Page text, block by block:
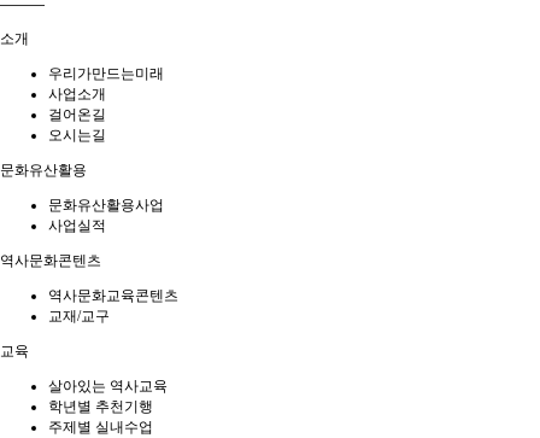
소개
우리가만드는미래
사업소개
걸어온길
오시는길
문화유산활용
문화유산활용사업
사업실적
역사문화콘텐츠
역사문화교육콘텐츠
교재/교구
교육
살아있는 역사교육
학년별 추천기행
주제별 실내수업